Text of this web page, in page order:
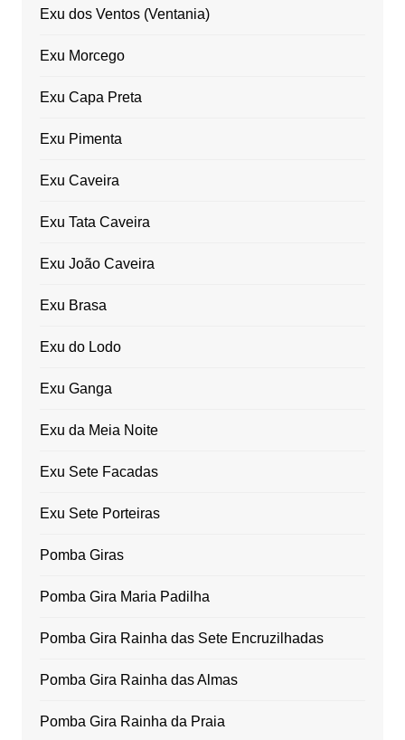
Exu dos Ventos (Ventania)
Exu Morcego
Exu Capa Preta
Exu Pimenta
Exu Caveira
Exu Tata Caveira
Exu João Caveira
Exu Brasa
Exu do Lodo
Exu Ganga
Exu da Meia Noite
Exu Sete Facadas
Exu Sete Porteiras
Pomba Giras
Pomba Gira Maria Padilha
Pomba Gira Rainha das Sete Encruzilhadas
Pomba Gira Rainha das Almas
Pomba Gira Rainha da Praia